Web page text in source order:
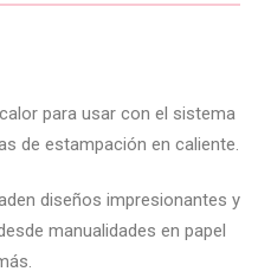
para usar con el sistema
de estampación en caliente.
diseños impresionantes y
manualidades en papel